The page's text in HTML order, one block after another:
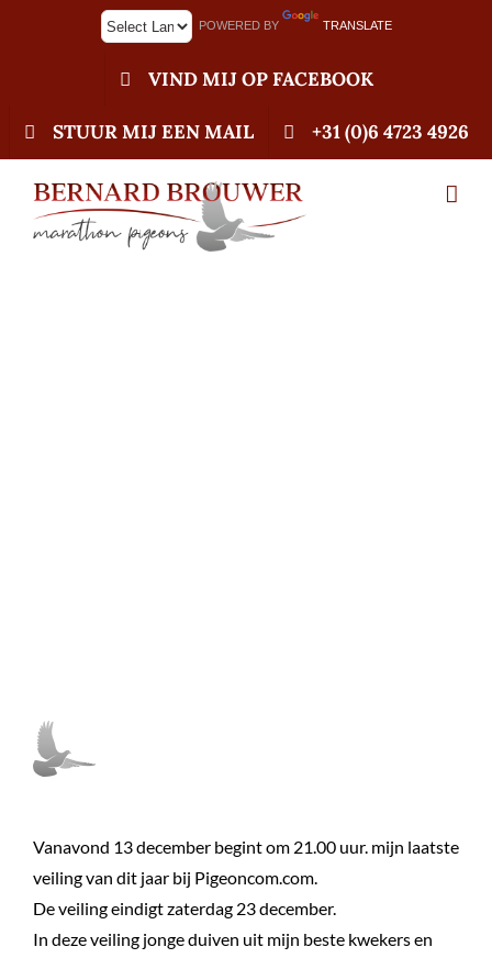
POWERED BY TRANSLATE
VIND MIJ OP FACEBOOK
STUUR MIJ EEN MAIL +31 (0)6 4723 4926
Vanavond 13 december begint om 21.00 uur. mijn laatste
veiling van dit jaar bij Pigeoncom.com.
De veiling eindigt zaterdag 23 december.
In deze veiling jonge duiven uit mijn beste kwekers en